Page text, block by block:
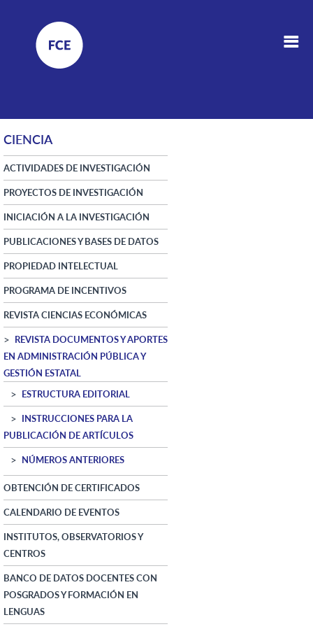
CIENCIA
ACTIVIDADES DE INVESTIGACIÓN
PROYECTOS DE INVESTIGACIÓN
INICIACIÓN A LA INVESTIGACIÓN
PUBLICACIONES Y BASES DE DATOS
PROPIEDAD INTELECTUAL
PROGRAMA DE INCENTIVOS
REVISTA CIENCIAS ECONÓMICAS
REVISTA DOCUMENTOS Y APORTES
EN ADMINISTRACIÓN PÚBLICA Y
GESTIÓN ESTATAL
ESTRUCTURA EDITORIAL
INSTRUCCIONES PARA LA
PUBLICACIÓN DE ARTÍCULOS
NÚMEROS ANTERIORES
OBTENCIÓN DE CERTIFICADOS
CALENDARIO DE EVENTOS
INSTITUTOS, OBSERVATORIOS Y
CENTROS
BANCO DE DATOS DOCENTES CON
POSGRADOS Y FORMACIÓN EN
LENGUAS